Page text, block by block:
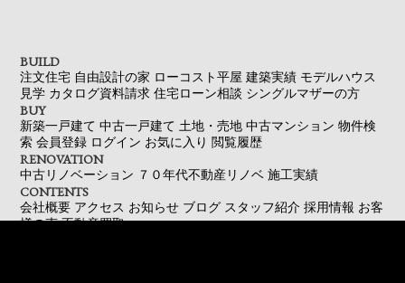
BUILD
注文住宅 自由設計の家 ローコスト平屋 建築実績 モデルハウス
見学 カタログ資料請求 住宅ローン相談 シングルマザーの方
BUY
新築一戸建て 中古一戸建て 土地・売地 中古マンション 物件検
索 会員登録 ログイン お気に入り 閲覧履歴
RENOVATION
中古リノベーション ７０年代不動産リノベ 施工実績
CONTENTS
会社概要 アクセス お知らせ ブログ スタッフ紹介 採用情報 お客
様の声 不動産買取